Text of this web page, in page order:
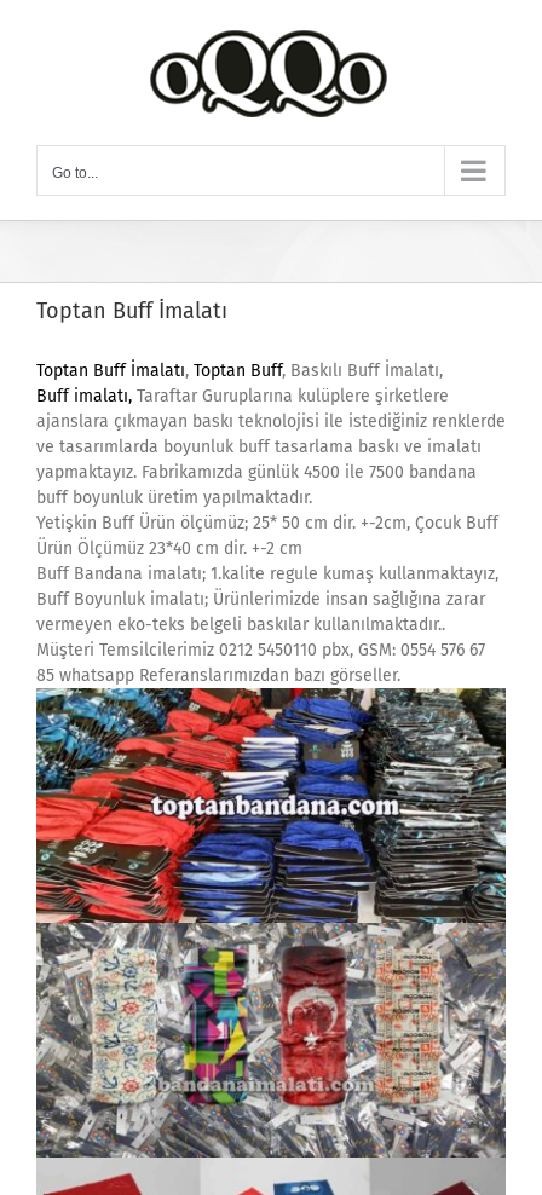
Go to...
Toptan Buff İmalatı
Toptan Buff İmalatı, Toptan Buff, Baskılı Buff İmalatı,
Buff imalatı, Taraftar Guruplarına kulüplere şirketlere
ajanslara çıkmayan baskı teknolojisi ile istediğiniz renklerde
ve tasarımlarda boyunluk buff tasarlama baskı ve imalatı
yapmaktayız. Fabrikamızda günlük 4500 ile 7500 bandana
buff boyunluk üretim yapılmaktadır.
Yetişkin Buff Ürün ölçümüz; 25* 50 cm dir. +-2cm, Çocuk Buff
Ürün Ölçümüz 23*40 cm dir. +-2 cm
Buff Bandana imalatı; 1.kalite regule kumaş kullanmaktayız,
Buff Boyunluk imalatı; Ürünlerimizde insan sağlığına zarar
vermeyen eko-teks belgeli baskılar kullanılmaktadır..
Müşteri Temsilcilerimiz 0212 5450110 pbx, GSM: 0554 576 67
85 whatsapp Referanslarımızdan bazı görseller.